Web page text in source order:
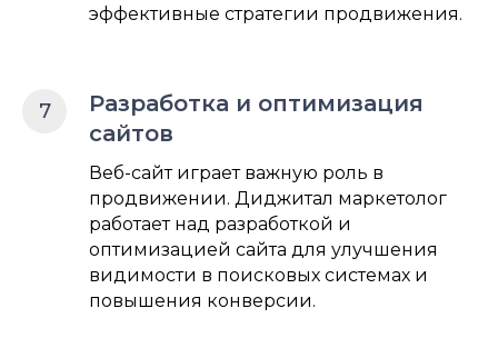
эффективные стратегии продвижения.
Разработка и оптимизация
сайтов
Веб-сайт играет важную роль в
продвижении. Диджитал маркетолог
работает над разработкой и
оптимизацией сайта для улучшения
видимости в поисковых системах и
повышения конверсии.